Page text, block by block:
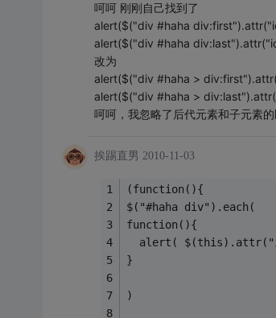
呵呵 刚刚自己找到了
alert($("div #haha
alert($("div #haha
改为
alert($("div #haha >
alert($("div #haha >
呵呵，我忽略了后代元素和子元素
挨踢直男 2010-11-03
(function(){
$("#haha div").each(
function(){
alert(
}
)